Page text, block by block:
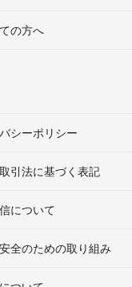
の方へ
シーポリシー
引法に基づく表記
について
全のための取り組み